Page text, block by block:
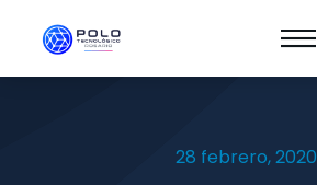
28 febrero, 2020